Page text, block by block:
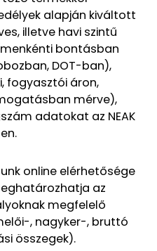
alapján kiváltott
illetve havi szintű
bontásban
DOT-ban),
fogyasztói áron,
mérve),
adatokat az NEAK
online elérhetősége
az
megfelelő
, nagyker-, bruttó
összegek).